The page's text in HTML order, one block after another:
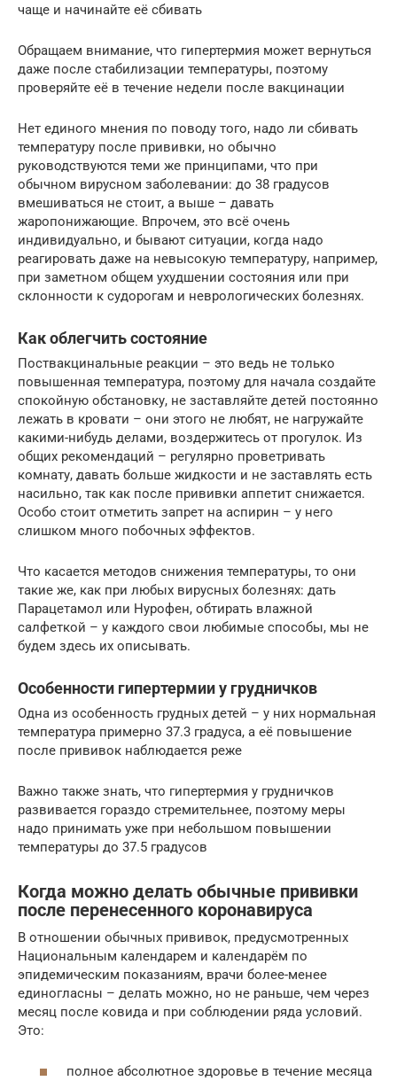
чаще и начинайте её сбивать
Обращаем внимание, что гипертермия может вернуться
даже после стабилизации температуры, поэтому
проверяйте её в течение недели после вакцинации
Нет единого мнения по поводу того, надо ли сбивать
температуру после прививки, но обычно
руководствуются теми же принципами, что при
обычном вирусном заболевании: до 38 градусов
вмешиваться не стоит, а выше – давать
жаропонижающие. Впрочем, это всё очень
индивидуально, и бывают ситуации, когда надо
реагировать даже на невысокую температуру, например,
при заметном общем ухудшении состояния или при
склонности к судорогам и неврологических болезнях.
Как облегчить состояние
Поствакцинальные реакции – это ведь не только
повышенная температура, поэтому для начала создайте
спокойную обстановку, не заставляйте детей постоянно
лежать в кровати – они этого не любят, не нагружайте
какими-нибудь делами, воздержитесь от прогулок. Из
общих рекомендаций – регулярно проветривать
комнату, давать больше жидкости и не заставлять есть
насильно, так как после прививки аппетит снижается.
Особо стоит отметить запрет на аспирин – у него
слишком много побочных эффектов.
Что касается методов снижения температуры, то они
такие же, как при любых вирусных болезнях: дать
Парацетамол или Нурофен, обтирать влажной
салфеткой – у каждого свои любимые способы, мы не
будем здесь их описывать.
Особенности гипертермии у грудничков
Одна из особенность грудных детей – у них нормальная
температура примерно 37.3 градуса, а её повышение
после прививок наблюдается реже
Важно также знать, что гипертермия у грудничков
развивается гораздо стремительнее, поэтому меры
надо принимать уже при небольшом повышении
температуры до 37.5 градусов
Когда можно делать обычные прививки
после перенесенного коронавируса
В отношении обычных прививок, предусмотренных
Национальным календарем и календарём по
эпидемическим показаниям, врачи более-менее
единогласны – делать можно, но не раньше, чем через
месяц после ковида и при соблюдении ряда условий.
Это:
полное абсолютное здоровье в течение месяца